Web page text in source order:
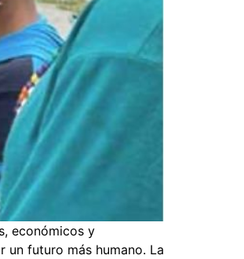
económicos y
un futuro más humano. La